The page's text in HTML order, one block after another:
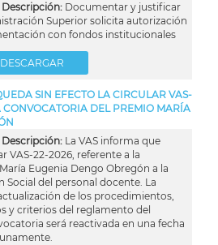
Documentar y justificar
Superior solicita autorización
con fondos institucionales
DESCARGAR
SIN EFECTO LA CIRCULAR VAS-
CONVOCATORIA DEL PREMIO MARÍA
La VAS informa que
VAS-22-2026, referente a la
Eugenia Dengo Obregón a la
Social del personal docente. La
de los procedimientos,
y criterios del reglamento del
será reactivada en una fecha